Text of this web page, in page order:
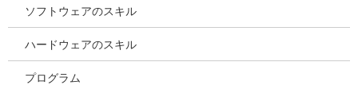
20240701140425
ソフトウェアのスキル
ハードウェアのスキル
プログラム